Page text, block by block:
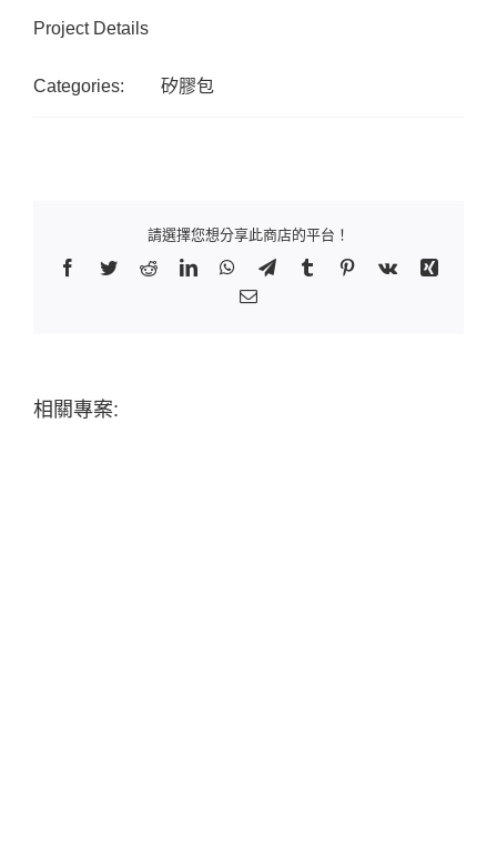
Project Details
Categories: 矽膠包
請選擇您想分享此商店的平台！
Facebook
TwitterRedditLinkedInWhatsApp
TelegramTumblr Pinterest
Vk
Xing
Email:
相關專案: